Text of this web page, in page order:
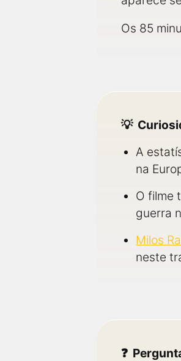
Os 85
A
na
O filme
guerra
Milos
neste